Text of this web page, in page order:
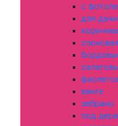
с
для дачи
венге
зебрано
под